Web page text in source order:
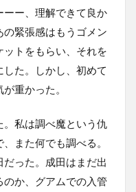
ーー、理解できて良か
緊張感はもうゴメン
トをもらい、それを
た。しかし、初めて
重かった。
私は調べ魔という仇
また何でも調べる。
った。成田はまだ出
か、グアムでの入管